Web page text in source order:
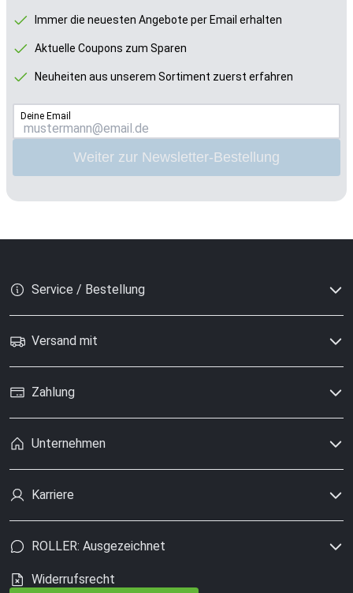
Immer die neuesten Angebote per Email erhalten
Aktuelle Coupons zum Sparen
Neuheiten aus unserem Sortiment zuerst erfahren
Deine Email
Weiter zur Newsletter-Bestellung
Service / Bestellung
Versand mit
Zahlung
Unternehmen
Karriere
ROLLER: Ausgezeichnet
Widerrufsrecht